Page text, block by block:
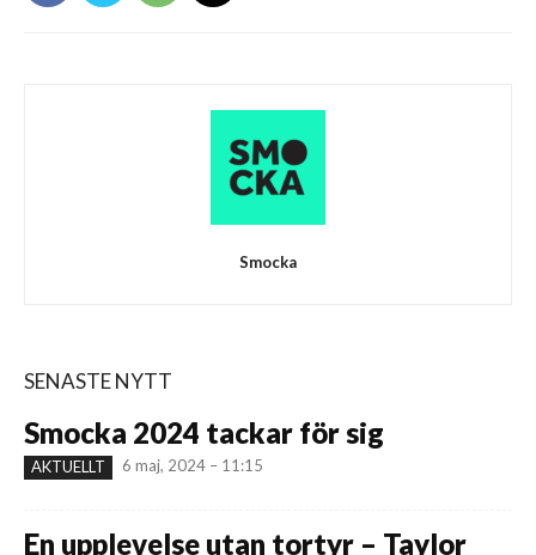
Smocka
SENASTE NYTT
Smocka 2024 tackar för sig
AKTUELLT 6 maj, 2024 – 11:15
En upplevelse utan tortyr – Taylor